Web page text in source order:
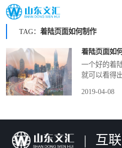
TAG： 着陆页面如何制作
一个好的着
就可以看得
转化率的。
2019-04-08
| 互